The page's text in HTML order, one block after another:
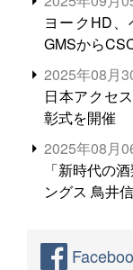
ヨークHD
GMSから
2025年08月
日本アクセ
彰式を開催
2025年08月
「新時代の
ングス 鳥井